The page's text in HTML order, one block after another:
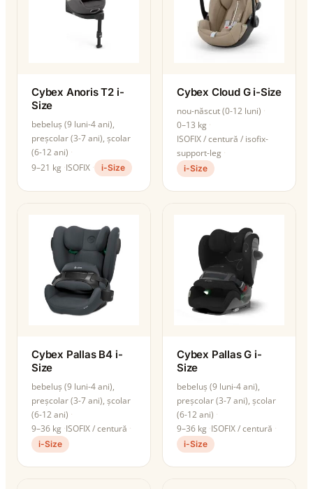
Cybex Anoris T2 i-
Size
bebeluș (9 luni-4 ani),
preșcolar (3-7 ani), școlar
(6-12 ani)
9–21 kg ISOFIX i-Size
Cybex Cloud G i-Size
nou-născut (0-12 luni)
0–13 kg
ISOFIX / centură / isofix-
support-leg
i-Size
Cybex Pallas B4 i-
Size
bebeluș (9 luni-4 ani),
preșcolar (3-7 ani), școlar
(6-12 ani)
9–36 kg ISOFIX / centură
i-Size
Cybex Pallas G i-
Size
bebeluș (9 luni-4 ani),
preșcolar (3-7 ani), școlar
(6-12 ani)
9–36 kg ISOFIX / centură
i-Size